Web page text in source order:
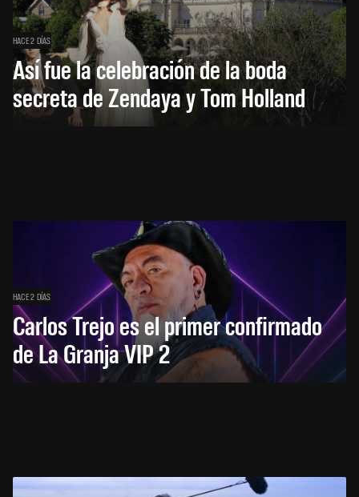
HACE 2 DÍAS
Así fue la celebración de la boda
secreta de Zendaya y Tom Holland
HACE 2 DÍAS
Carlos Trejo es el primer confirmado
de La Granja VIP 2